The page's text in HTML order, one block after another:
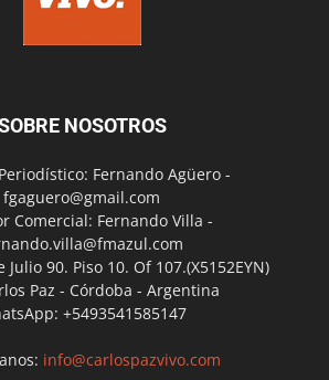
NOSOTROS
Fernando Agüero -
fgaguero@gmail.com
Comercial: Fernando Villa -
90. Piso 10. Of 107.(X5152EYN)
Paz - Córdoba - Argentina
+5493541585147
info@carlospazvivo.com